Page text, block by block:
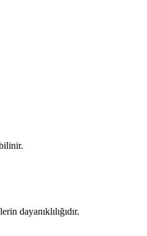
dayanıklılığıdır.